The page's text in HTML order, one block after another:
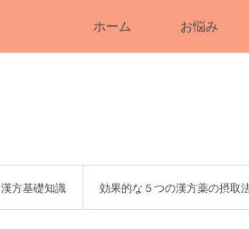
ホーム お悩み
漢方基礎知識 効果的な５つの漢方薬の摂取